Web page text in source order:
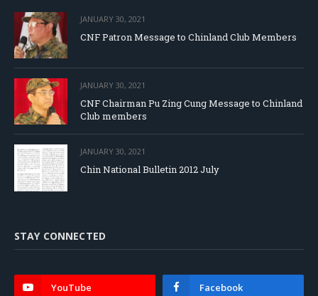
JANUARY 30, 2021
CNF Patron Message to Chinland Club Members
JANUARY 30, 2021
CNF Chairman Pu Zing Cung Message to Chinland
Club members
JANUARY 30, 2021
Chin National Bulletin 2012 July
STAY CONNECTED
YouTube Facebook